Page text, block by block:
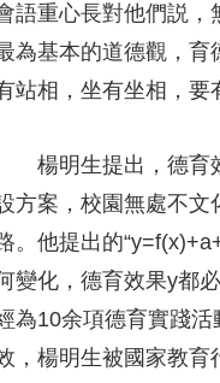
語重心長對他們説，
為基本的道德觀，育
站相，坐有坐相，要
楊明生提出，德育
方案，校園無處不文
。他提出的
變化，德育效果y都
為10余項德育實踐
，楊明生被國家教育